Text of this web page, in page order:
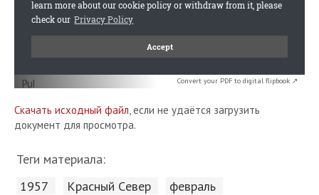
Convert your PDF to digital flipbook ↗
Скачать исходный файл, если не удаётся загрузить
документ для просмотра.
Теги материала:
1957 Красный Cевер февраль